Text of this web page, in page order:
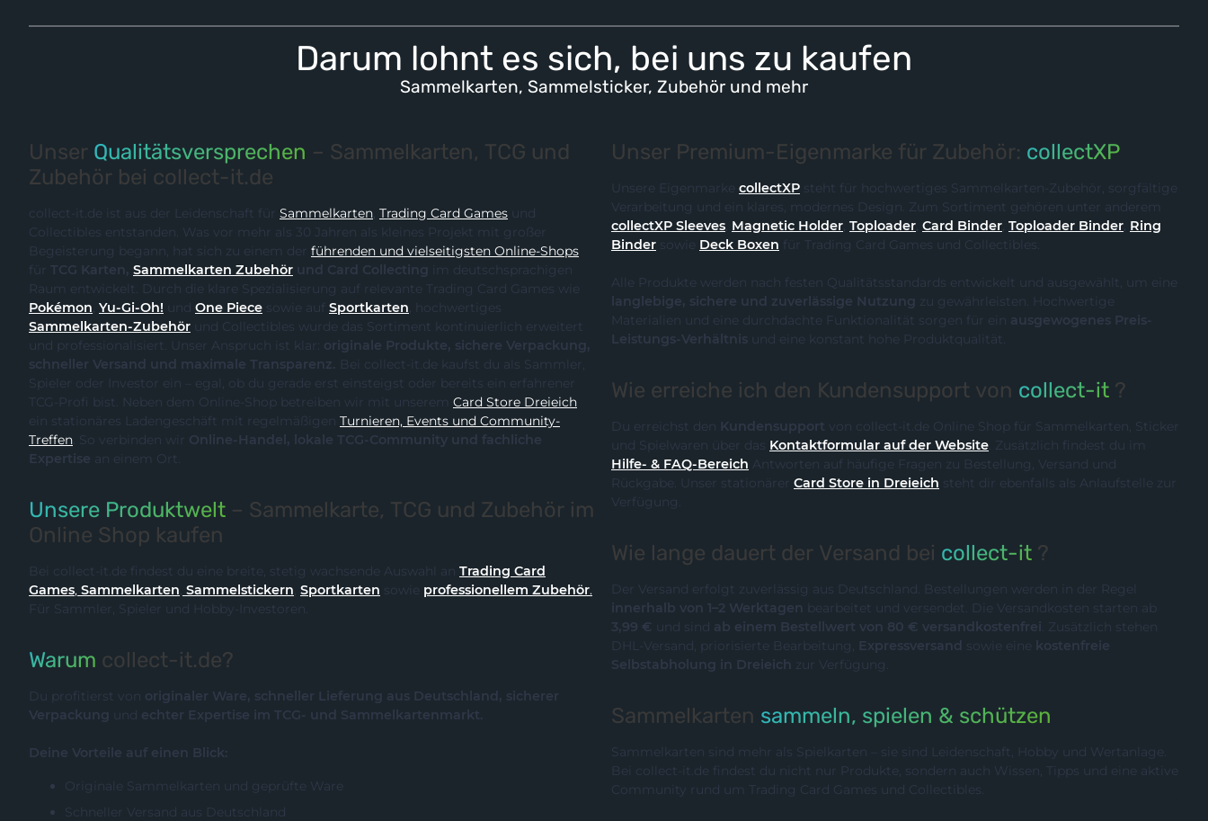
Darum lohnt es sich, bei uns zu kaufen
Sammelkarten, Sammelsticker, Zubehör und mehr
Unser Qualitätsversprechen – Sammelkarten, TCG und
Zubehör bei collect-it.de
collect-it.de ist aus der Leidenschaft für Sammelkarten, Trading Card Games und
Collectibles entstanden. Was vor mehr als 30 Jahren als kleines Projekt mit großer
Begeisterung begann, hat sich zu einem der führenden und vielseitigsten Online-Shops
für TCG Karten, Sammelkarten Zubehör und Card Collecting
im deutschsprachigen
Raum entwickelt. Durch die klare Spezialisierung auf relevante Trading Card Games wie
Pokémon, Yu-Gi-Oh! und One Piece sowie auf Sportkarten , hochwertiges
Sammelkarten-Zubehör
und professionalisiert. Unser Anspruch ist klar: originale Produkte, sichere Verpackung,
schneller Versand und maximale Transparenz. Bei collect-it.de kaufst du als Sammler,
Spieler oder Investor ein – egal, ob du gerade erst einsteigst oder bereits ein erfahrener
TCG-Profi bist. Neben dem Online-Shop betreiben wir mit unserem
Card Store Dreieich
ein stationäres Ladengeschäft mit regelmäßigen Turnieren, Events und Community-
Treffen. So verbinden wir Online-Handel, lokale TCG-Community und fachliche
Expertise an einem Ort.
Unsere Produktwelt – Sammelkarte, TCG und Zubehör im
Online Shop kaufen
Bei collect-it.de findest du eine breite, stetig wachsende Auswahl an Trading Card
Games, Sammelkarten, Sammelstickern, Sportkarten sowie professionellem Zubehör.
Für Sammler, Spieler und Hobby-Investoren.
Warum collect-it.de?
Du profitierst von originaler Ware, schneller Lieferung aus Deutschland, sicherer
Verpackung und echter Expertise im TCG- und Sammelkartenmarkt.
Deine Vorteile auf einen Blick:
Originale Sammelkarten und geprüfte Ware
Schneller Versand aus Deutschland
Unser Premium-Eigenmarke für Zubehör: collectXP
Unsere Eigenmarke collectXP steht für hochwertiges Sammelkarten-Zubehör, sorgfältige
Verarbeitung und ein klares, modernes Design. Zum Sortiment gehören unter anderem
collectXP Sleeves, Magnetic Holder, Toploader, Card Binder, Toploader Binder, Ring
Binder sowie Deck Boxen für Trading Card Games und Collectibles.
Alle Produkte werden nach festen Qualitätsstandards entwickelt und ausgewählt, um eine
langlebige, sichere und zuverlässige Nutzung zu gewährleisten. Hochwertige
Materialien und eine durchdachte Funktionalität sorgen für ein ausgewogenes Preis-
Leistungs-Verhältnis und eine konstant hohe Produktqualität.
Wie erreiche ich den Kundensupport von collect-it ?
Du erreichst den Kundensupport von collect-it.de Online Shop für Sammelkarten, Sticker
und Spielwaren über das Kontaktformular auf der Website. Zusätzlich findest du im
Hilfe- & FAQ-Bereich Antworten auf häufige Fragen zu Bestellung, Versand und
Rückgabe. Unser stationärer Card Store in Dreieich steht dir ebenfalls als Anlaufstelle zur
Verfügung.
Wie lange dauert der Versand bei collect-it ?
Der Versand erfolgt zuverlässig aus Deutschland. Bestellungen werden in der Regel
innerhalb von 1–2 Werktagen bearbeitet und versendet. Die Versandkosten starten ab
3,99 € und sind ab einem Bestellwert von 80 € versandkostenfrei. Zusätzlich stehen
DHL-Versand, priorisierte Bearbeitung, Expressversand sowie eine kostenfreie
Selbstabholung in Dreieich zur Verfügung.
Sammelkarten sammeln, spielen & schützen
Sammelkarten sind mehr als Spielkarten – sie sind Leidenschaft, Hobby und Wertanlage.
Bei collect-it.de findest du nicht nur Produkte, sondern auch Wissen, Tipps und eine aktive
Community rund um Trading Card Games und Collectibles.